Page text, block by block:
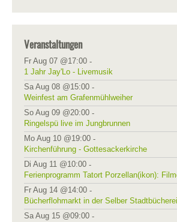
Veranstaltungen
Fr Aug 07 @17:00 -
1 Jahr Jay'Lo - Livemusik
Sa Aug 08 @15:00 -
Weinfest am Grafenmühlweiher
So Aug 09 @20:00 -
Ringelspü live im Jungbrunnen
Mo Aug 10 @19:00 -
Kirchenführung - Gottesackerkirche
Di Aug 11 @10:00 -
Ferienprogramm Tatort Porzellan(ikon):
Fr Aug 14 @14:00 -
Bücherflohmarkt in der Selber Stadtbücherei
Sa Aug 15 @09:00 -